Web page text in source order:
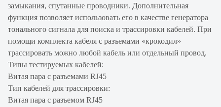
замыкания, спутанные проводники. Дополнительная
функция позволяет использовать его в качестве генератора
тонального сигнала для поиска и трассировки кабелей. При
помощи комплекта кабеля с разъемами «крокодил»
трассировать можно любой кабель или отдельный провод.
Типы тестируемых кабелей:
Витая пара с разъемами RJ45
Тип кабелей для трассировки:
Витая пара с разъемом RJ45